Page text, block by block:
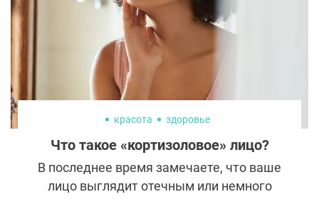
красота здоровье
Что такое «кортизоловое» лицо?
В последнее время замечаете, что ваше
лицо выглядит отечным или немного